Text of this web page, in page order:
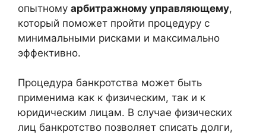
опытному арбитражному управляющему,
который поможет пройти процедуру с
минимальными рисками и максимально
эффективно.
Процедура банкротства может быть
применима как к физическим, так и к
юридическим лицам. В случае физических
лиц банкротство позволяет списать долги,